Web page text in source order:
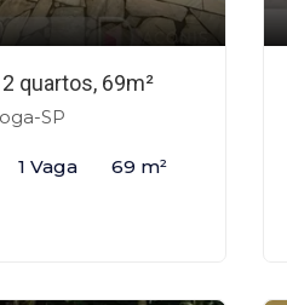
quartos, 69m²
SP
1 Vaga 69 m²